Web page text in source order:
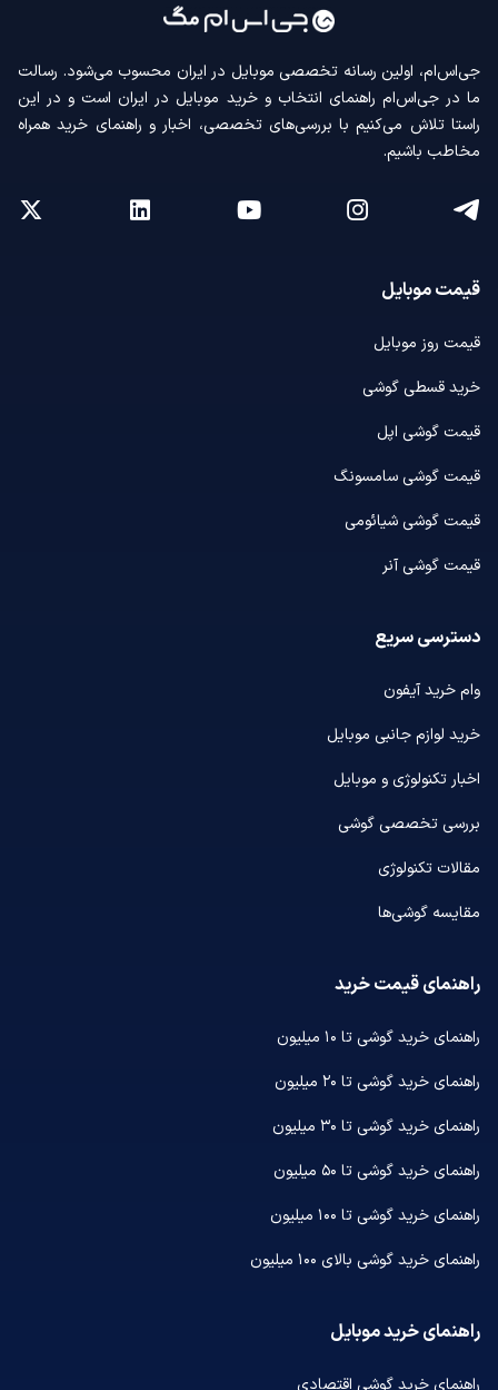
جی‌اس‌ام، اولین رسانه‌ تخصصی موبایل در ایران محسوب می‌شود. رسالت
ما در جی‌اس‌ام راهنمای انتخاب و خرید موبایل در ایران است و در این
راستا تلاش می‌کنیم با بررسی‌های تخصصی، اخبار و راهنمای خرید همراه
مخاطب باشیم.
قیمت موبایل
قیمت روز موبایل
خرید قسطی گوشی
قیمت گوشی اپل
قیمت گوشی سامسونگ
قیمت گوشی شیائومی
قیمت گوشی آنر
دسترسی سریع
وام خرید آیفون
خرید لوازم جانبی موبایل
اخبار تکنولوژی و موبایل
بررسی تخصصی گوشی
مقالات تکنولوژی
مقایسه گوشی‌ها
راهنمای قیمت خرید
راهنمای خرید گوشی تا ۱۰ میلیون
راهنمای خرید گوشی تا ۲۰ میلیون
راهنمای خرید گوشی تا ۳۰ میلیون
راهنمای خرید گوشی تا ۵۰ میلیون
راهنمای خرید گوشی تا ۱۰۰ میلیون
راهنمای خرید گوشی بالای ۱۰۰ میلیون
راهنمای خرید موبایل
راهنمای خرید گوشی اقتصادی